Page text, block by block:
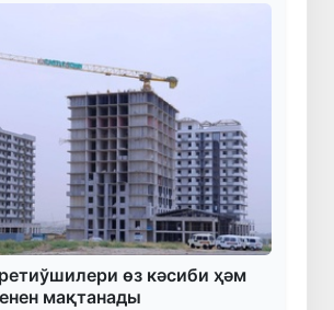
өз кәсиби ҳәм
мақтанады